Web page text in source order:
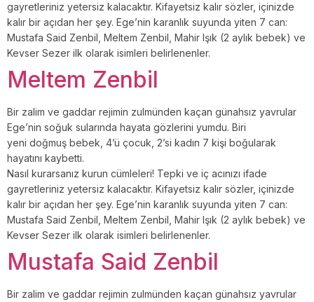
gayretleriniz yetersiz kalacaktır. Kifayetsiz kalır sözler, içinizde
kalır bir açıdan her şey. Ege’nin karanlık suyunda yiten 7 can:
Mustafa Said Zenbil, Meltem Zenbil, Mahir Işık (2 aylık bebek) ve
Kevser Sezer ilk olarak isimleri belirlenenler.
Meltem Zenbil
Bir zalim ve gaddar rejimin zulmünden kaçan günahsız yavrular
Ege’nin soğuk sularında hayata gözlerini yumdu. Biri
yeni doğmuş bebek, 4’ü çocuk, 2’si kadın 7 kişi boğularak
hayatını kaybetti.
Nasıl kurarsanız kurun cümleleri! Tepki ve iç acınızı ifade
gayretleriniz yetersiz kalacaktır. Kifayetsiz kalır sözler, içinizde
kalır bir açıdan her şey. Ege’nin karanlık suyunda yiten 7 can:
Mustafa Said Zenbil, Meltem Zenbil, Mahir Işık (2 aylık bebek) ve
Kevser Sezer ilk olarak isimleri belirlenenler.
Mustafa Said Zenbil
Bir zalim ve gaddar rejimin zulmünden kaçan günahsız yavrular